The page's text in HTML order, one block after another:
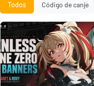
Todos Código de canje